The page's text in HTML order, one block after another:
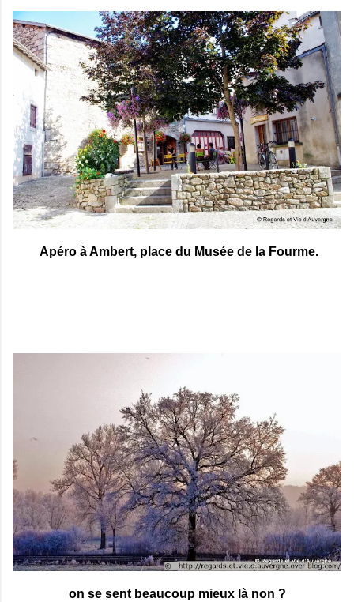
Apéro à Ambert, place du Musée de la Fourme.
on se sent beaucoup mieux là non ?